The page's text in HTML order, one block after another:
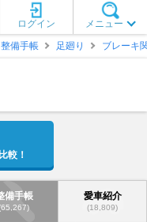
メニュー
ログイン
整備手帳 足廻り ブレーキ
較！
備手帳 愛車紹介
(18,809)